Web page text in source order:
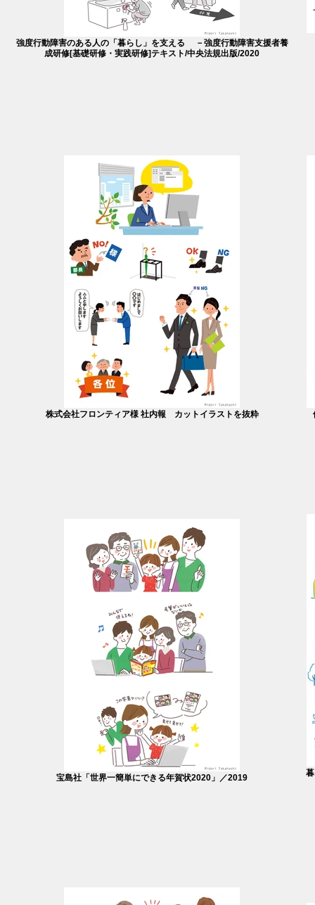
強度行動障害のある人の「暮らし」を支える －強度行動障害支援者養
成研修[基礎研修・実践研修]テキスト/中央法規出版/2020
株式会社フロンティア様 社内報 カットイラストを抜粋
宝島社「世界一簡単にできる年賀状2020」／2019